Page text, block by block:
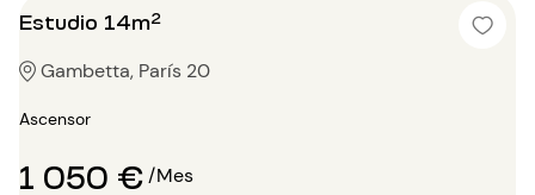
Estudio 14m²
Gambetta, París 20
Ascensor
1 050 €/Mes